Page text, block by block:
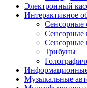
Электронный
Интерактивное
Сенсорные
Сенсорные
Сенсорные
Трибуны
Музыкальные